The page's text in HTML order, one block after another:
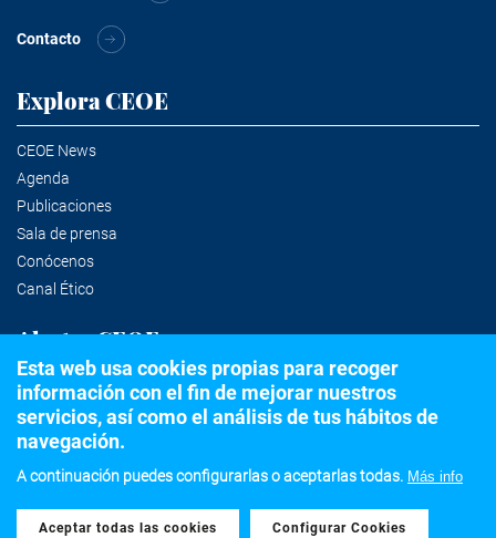
Contacto
Explora CEOE
CEOE News
Agenda
Publicaciones
Sala de prensa
Conócenos
Canal Ético
Alertas CEOE
Suscríbete a la newsletter
©2020 Confederación Española de Organizaciones Empresariales
Esta web usa cookies propias para recoger
información con el fin de mejorar nuestros
servicios, así como el análisis de tus hábitos de
navegación.
A continuación puedes configurarlas o aceptarlas todas. Más info
Aceptar todas las cookies
Withdraw consent